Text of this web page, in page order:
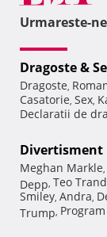
Urmareste-
Dragoste &
Dragoste,
Casatorie, Sex,
Declaratii de
Divertisment
Meghan Markle,
Depp, Teo
Smiley, Andra,
Trump, Program